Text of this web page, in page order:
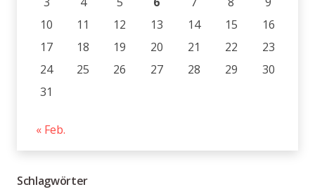
10
11 12 13 14 15
16
17
18 19 20 21 22
23
24
25 26 27 28 29
30
31
« Feb.
Schlagwörter